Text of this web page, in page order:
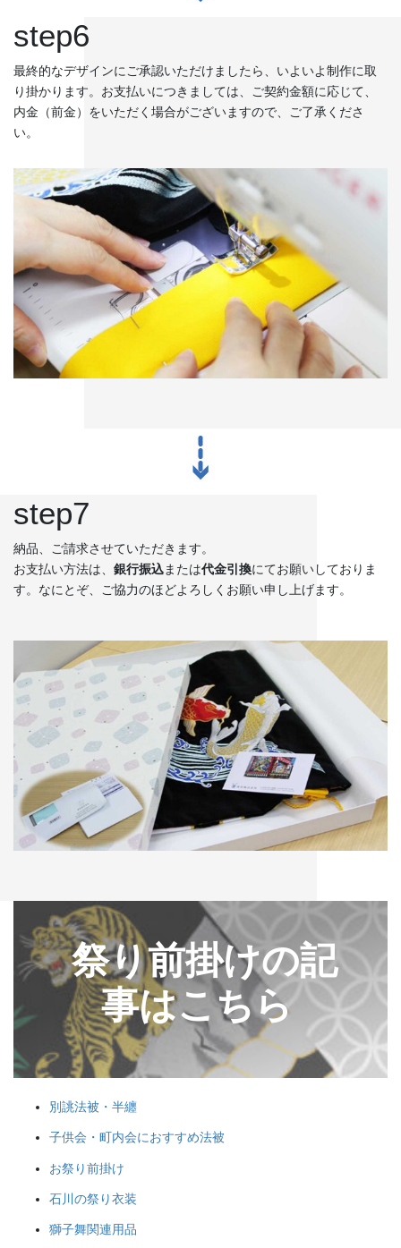
step6
最終的なデザインにご承認いただけましたら、いよいよ制作に取
り掛かります。お支払いにつきましては、ご契約金額に応じて、
内金（前金）をいただく場合がございますので、ご了承くださ
い。
step7
納品、ご請求させていただきます。
お支払い方法は、 銀行振込または代金引換にてお願いしておりま
す。なにとぞ、ご協力のほどよろしくお願い申し上げます。
祭り前掛けの記
事はこちら
ー
リ
別誂法被・半纏
子供会・町内会におすすめ法被
お祭り前掛け
石川の祭り衣装
獅子舞関連用品
まつり」、「山代大田楽」
◆城下町・小松や大聖寺藩の影響を色濃く残す町衆文化の祭りが伝
わっています。小松の「お旅まつり」のほか、加賀温泉卿ならでは
の威勢のいい温泉地での伝統ある祭事が多く行われます。
森佐では、石川県はもとより、それぞれの地域のお祭りにあわせた半天・法被やお祭
り用品を数多く取り扱っております。お祭りの事はお気軽にご相談下さい。
出かけてみる石川のお祭り【必須ア
イテム】
オリジナル半纏・法被
オリジナルで製作する半纏を「別
った色合いや絵柄、風合いが用意
されるので、祭りの景色の一部に
なります。
獅子舞
森佐は獅子頭で全国的に名高い知
田工房の正規代理店です。現在で
もお祭りの主役として活躍する加
賀獅子。地域の大切な祭りのため
に確かな技術の獅子頭は欠かせま
せん。
祭りの際に神社仏閣に掲げる幕は
綿や絹製、ポリエステルのものな
どが揃っています。のれんは基本
的に別誂えです。本染めと昇華転
写方式で様々なサイズがありま
す。
ちょうちん